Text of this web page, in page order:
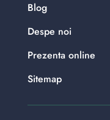
Blog
Despe noi
Prezenta online
Sitemap